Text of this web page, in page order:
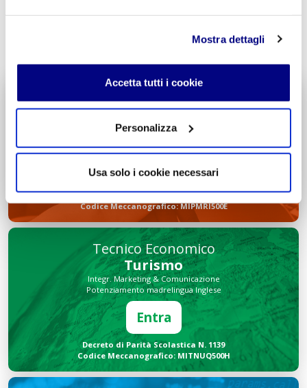
Mostra dettagli
Accetta tutti i cookie
Personalizza
Usa solo i cookie necessari
Liceo delle Scienze Umane
Economico Sociale
Integr. Psicologia & Sociologia
Entra
Decreto di Parità Scolastica N. 2684
Codice Meccanografico: MIPMRI500E
Tecnico Economico
Turismo
Integr. Marketing & Comunicazione
Potenziamento madrelingua Inglese
Entra
Decreto di Parità Scolastica N. 1139
Codice Meccanografico: MITNUQ500H